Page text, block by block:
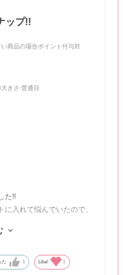
ップ!!
商品の場合ポイント付与対
大きさ:普通目
た!!
入れて悩んでいたので、
ブルー
た 1 Like! 1